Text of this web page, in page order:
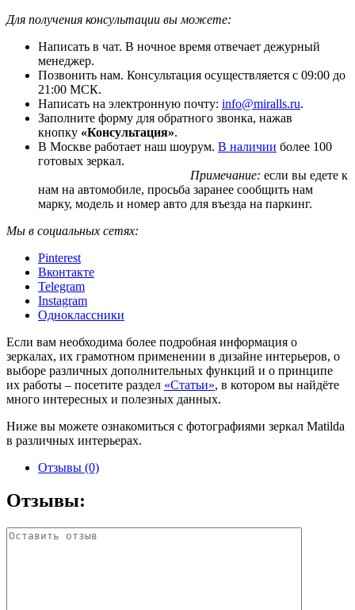
Для получения консультации вы можете:
Написать в чат. В ночное время отвечает дежурный
менеджер.
Позвонить нам. Консультация осуществляется с 09:00 до
21:00 МСК.
Написать на электронную почту: info@miralls.ru.
Заполните форму для обратного звонка, нажав
кнопку «Консультация».
В Москве работает наш шоурум. В наличии более 100
готовых зеркал.
Примечание: если вы едете к
нам на автомобиле, просьба заранее сообщить нам
марку, модель и номер авто для въезда на паркинг.
Мы в социальных сетях:
Pinterest
Вконтакте
Telegram
Instagram
Одноклассники
Если вам необходима более подробная информация о
зеркалах, их грамотном применении в дизайне интерьеров, о
выборе различных дополнительных функций и о принципе
их работы – посетите раздел «Статьи», в котором вы найдёте
много интересных и полезных данных.
Ниже вы можете ознакомиться с фотографиями зеркал Matilda
в различных интерьерах.
Отзывы (0)
Отзывы: